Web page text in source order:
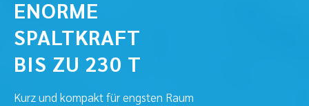
ENORME
SPALTKRAFT
BIS ZU 230 T
Kurz und kompakt für engsten Raum